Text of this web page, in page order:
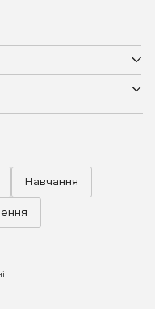
Навчання